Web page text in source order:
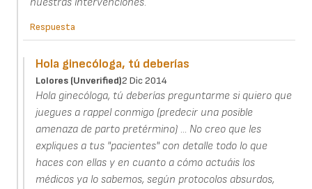
Respuesta
Hola ginecóloga, tú deberías
Lolores (unverified)2 Dic 2014
Hola ginecóloga, tú deberías preguntarme si quiero que
juegues a rappel conmigo (predecir una posible
amenaza de parto pretérmino) ... No creo que les
expliques a tus "pacientes" con detalle todo lo que
haces con ellas y en cuanto a cómo actuáis los
médicos ya lo sabemos, según protocolos absurdos,